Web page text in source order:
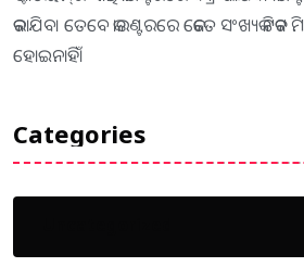
କରାଯିବ। ​ତେବେ କାଉଣ୍ଟରରେ କେତେ ସଂଖ୍ୟକ ଟିକଟ
ହୋଇନାହିଁ।
Categories